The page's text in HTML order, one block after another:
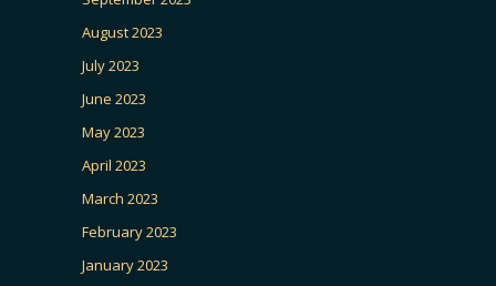
August 2023
July 2023
June 2023
May 2023
April 2023
March 2023
February 2023
January 2023